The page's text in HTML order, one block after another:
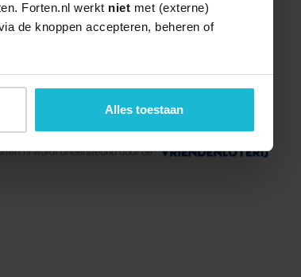
Forten.nl werkt niet met (externe)
de knoppen accepteren, beheren of
Alles toestaan
wordt ondersteund door de